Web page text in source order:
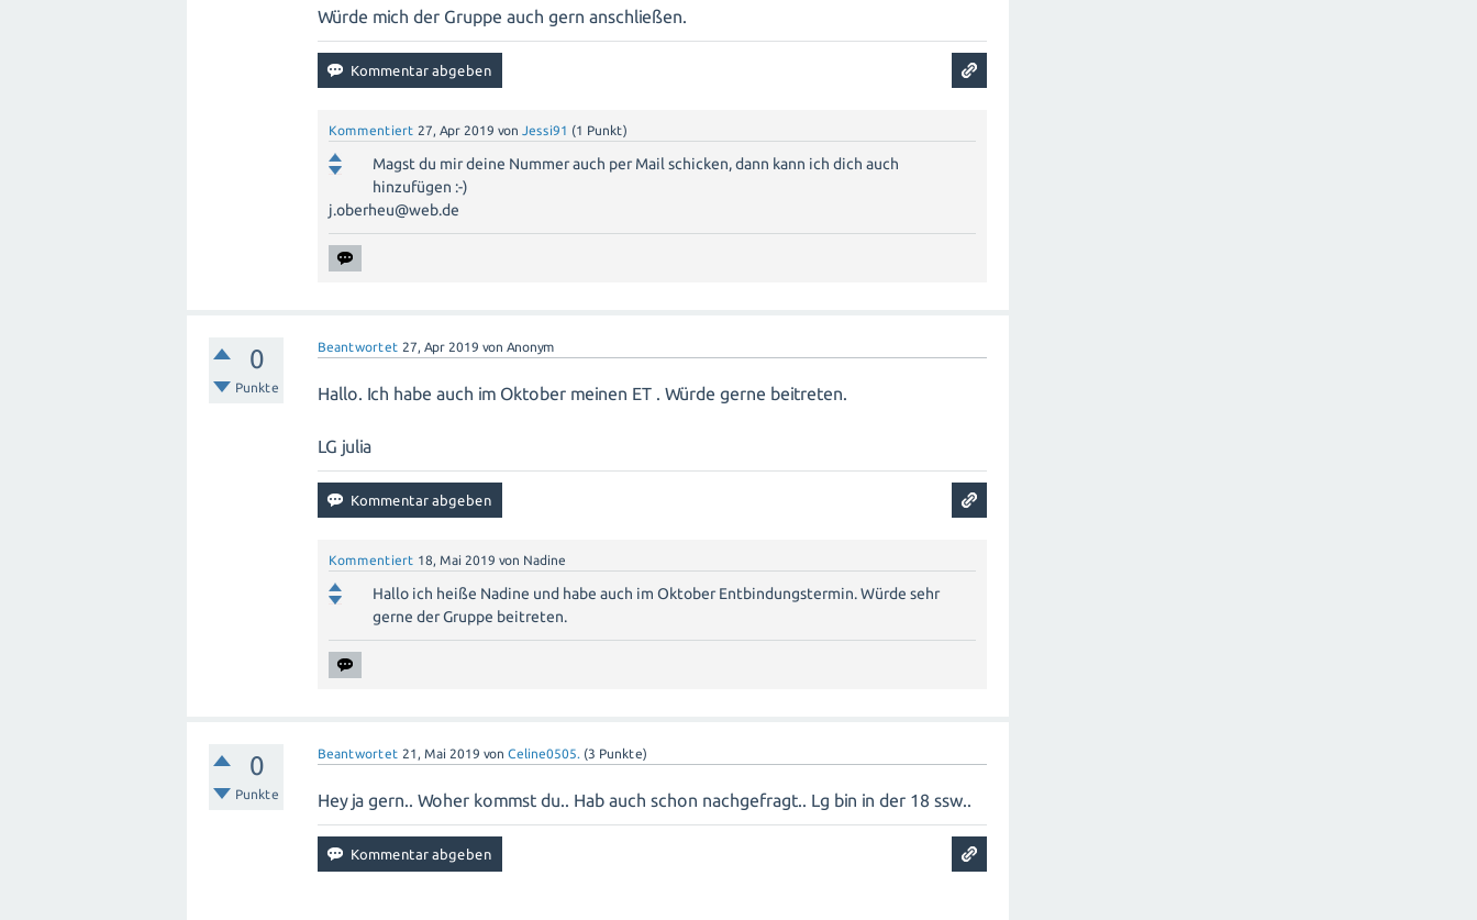
Würde mich der Gruppe auch gern anschließen.
Kommentiert 27, Apr 2019 vonJessi91 (1 Punkt)
Magst du mir deine Nummer auch per Mail schicken, dann kann ich dich auch
hinzufügen :-)
j.oberheu@web.de
0
Punkte
Beantwortet 27, Apr 2019 vonAnonym
Hallo. Ich habe auch im Oktober meinen ET . Würde gerne beitreten.
LG julia
Kommentiert 18, Mai 2019 von Nadine
Hallo ich heiße Nadine und habe auch im Oktober Entbindungstermin. Würde sehr
gerne der Gruppe beitreten.
0
Punkte
Beantwortet 21, Mai 2019 vonCeline0505. (3 Punkte)
Hey ja gern.. Woher kommst du.. Hab auch schon nachgefragt.. Lg bin in der 18 ssw..